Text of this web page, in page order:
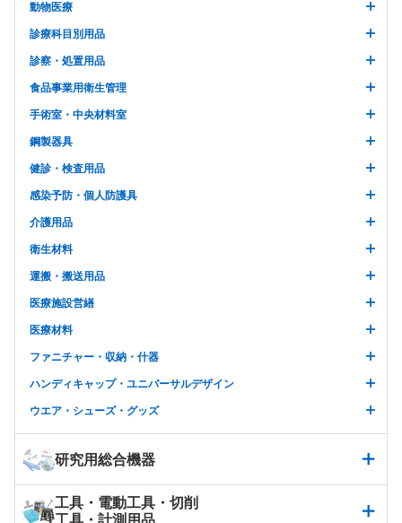
動物医療
診療科目別用品
診察・処置用品
食品事業用衛生管理
手術室・中央材料室
鋼製器具
健診・検査用品
感染予防・個人防護具
介護用品
衛生材料
運搬・搬送用品
医療施設営繕
医療材料
ファニチャー・収納・什器
ハンディキャップ・ユニバーサルデザイン
ウエア・シューズ・グッズ
研究用総合機器
工具・電動工具・切削